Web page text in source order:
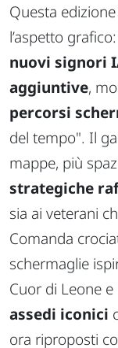
Questa
l’aspetto grafico:
nuovi signori
aggiuntive,
percorsi
del tempo". Il
mappe, più
strategiche
sia ai veterani
Comanda
schermaglie
Cuor di Leone
assedi iconici
ora riproposti